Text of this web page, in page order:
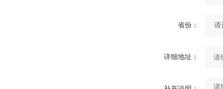
省份：
详细地址：